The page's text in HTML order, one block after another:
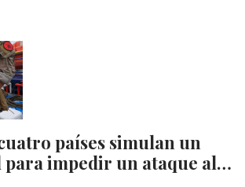
países simulan un
para impedir un ataque al…